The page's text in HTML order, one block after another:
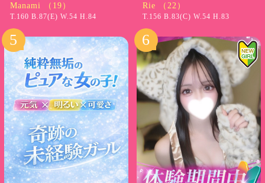
Manami （19）
T.160 B.87(E) W.54 H.84
Rie （22）
T.156 B.83(C) W.54 H.83